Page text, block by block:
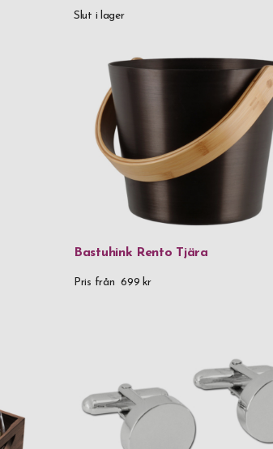
Dam
Slut i lager
Bastuhink Rento Tjära
Pris från 699 kr